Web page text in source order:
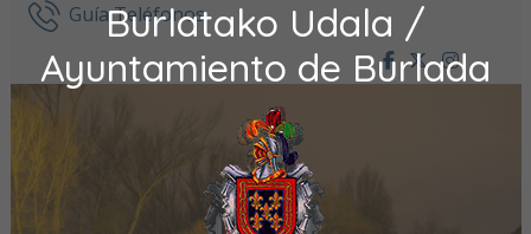
Burlatako Udala /
Ayuntamiento de Burlada
Ir al contenidoGuía Teléfonos
facebook
twitter